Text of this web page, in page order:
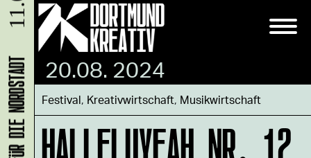
20.08. 2024
Festival, Kreativwirtschaft, Musikwirtschaft
HALLELUYEAH NR. 12